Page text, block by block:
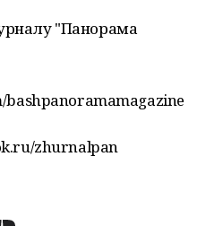
"Панорама
bashpanoramamagazine
zhurnalpan